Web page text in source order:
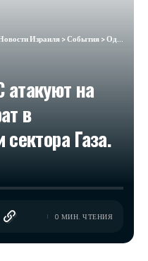
Израиля>События>Одновременно ВВС атакуют на юге лагеря Нусейрат в центральной части сектора Газа. #интеллиньюз
на
в
Газа.
0 МИН. ЧТЕНИЯ